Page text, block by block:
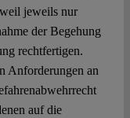
jeweils nur
der Begehung
rechtfertigen.
Anforderungen an
auf die